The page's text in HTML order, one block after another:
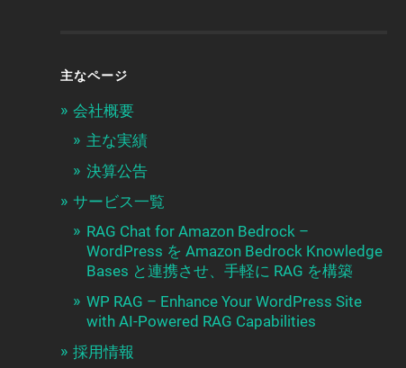
主なページ
会社概要
主な実績
決算公告
サービス一覧
RAG Chat for Amazon Bedrock –
WordPress を Amazon Bedrock Knowledge
Bases と連携させ、手軽に RAG を構築
WP RAG – Enhance Your WordPress Site
with AI-Powered RAG Capabilities
採用情報